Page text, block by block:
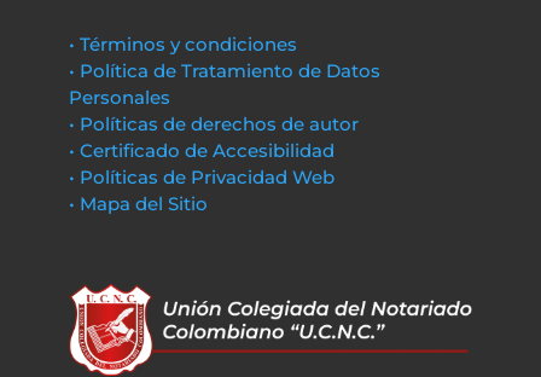
• Términos y condiciones
• Política de Tratamiento de Datos
Personales
• Políticas de derechos de autor
• Certificado de Accesibilidad
• Políticas de Privacidad Web
• Mapa del Sitio